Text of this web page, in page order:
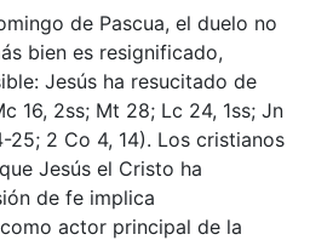
de Pascua, el duelo no
bien es resignificado,
Jesús ha resucitado de
16, 2ss; Mt 28; Lc 24, 1ss; Jn
25; 2 Co 4, 14). Los cristianos
Jesús el Cristo ha
de fe implica
actor principal de la